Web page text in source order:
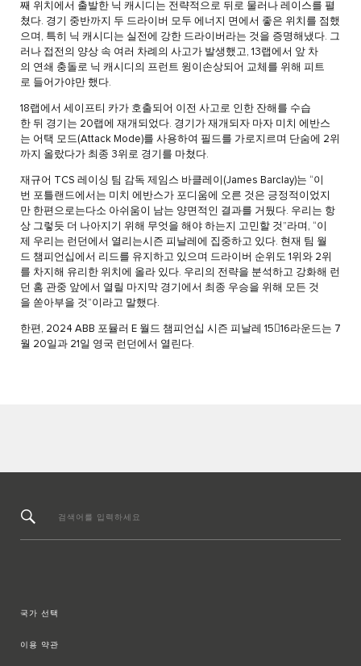
째 위치에서 출발한 닉 캐시디는 전략적으로 뒤로 물러나 레이스를 펼
쳤다. 경기 중반까지 두 드라이버 모두 에너지 면에서 좋은 위치를 점했
으며, 특히 닉 캐시디는 실전에 강한 드라이버라는 것을 증명해냈다. 그
러나 접전의 양상 속 여러 차례의 사고가 발생했고, 13랩에서 앞 차
의 연쇄 충돌로 닉 캐시디의 프런트 윙이손상되어 교체를 위해 피트
로 들어가야만 했다.
18랩에서 세이프티 카가 호출되어 이전 사고로 인한 잔해를 수습
한 뒤 경기는 20랩에 재개되었다. 경기가 재개되자 마자 미치 에반스
는 어택 모드(Attack Mode)를 사용하여 필드를 가로지르며 단숨에 2위
까지 올랐다가 최종 3위로 경기를 마쳤다.
재규어 TCS 레이싱 팀 감독 제임스 바클레이(James Barclay)는 “이
번 포틀랜드에서는 미치 에반스가 포디움에 오른 것은 긍정적이었지
만 한편으로는다소 아쉬움이 남는 양면적인 결과를 거뒀다. 우리는 항
상 그렇듯 더 나아지기 위해 무엇을 해야 하는지 고민할 것”라며, “이
제 우리는 런던에서 열리는시즌 피날레에 집중하고 있다. 현재 팀 월
드 챔피언십에서 리드를 유지하고 있으며 드라이버 순위도 1위와 2위
를 차지해 유리한 위치에 올라 있다. 우리의 전략을 분석하고 강화해 런
던 홈 관중 앞에서 열릴 마지막 경기에서 최종 우승을 위해 모든 것
을 쏟아부을 것”이라고 말했다.
한편, 2024 ABB 포뮬러 E 월드 챔피언십 시즌 피날레 1516라운드는 7
월 20일과 21일 영국 런던에서 열린다.
검색어를 입력하세요
국가 선택
이용 약관